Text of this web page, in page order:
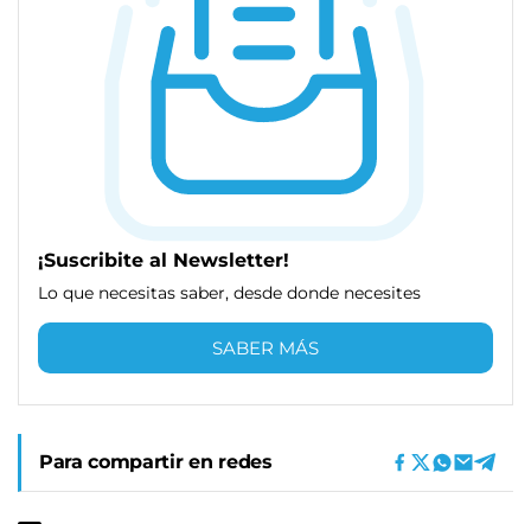
¡Suscribite al Newsletter!
Lo que necesitas saber, desde donde necesites
SABER MÁS
Para compartir en redes